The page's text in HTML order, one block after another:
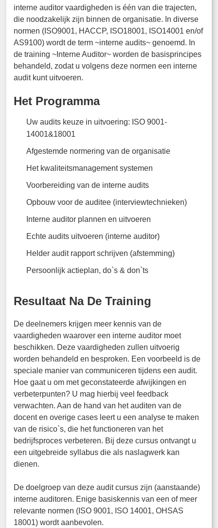
interne auditor vaardigheden is één van die trajecten,
die noodzakelijk zijn binnen de organisatie. In diverse
normen (ISO9001, HACCP, ISO18001, ISO14001 en/of
AS9100) wordt de term ~interne audits~ genoemd. In
de training ~Interne Auditor~ worden de basisprincipes
behandeld, zodat u volgens deze normen een interne
audit kunt uitvoeren.
Het Programma
Uw audits keuze in uitvoering: ISO 9001-
14001&18001
Afgestemde normering van de organisatie
Het kwaliteitsmanagement systemen
Voorbereiding van de interne audits
Opbouw voor de auditee (interviewtechnieken)
Interne auditor plannen en uitvoeren
Echte audits uitvoeren (interne auditor)
Helder audit rapport schrijven (afstemming)
Persoonlijk actieplan, do`s & don`ts
Resultaat Na De Training
De deelnemers krijgen meer kennis van de
vaardigheden waarover een interne auditor moet
beschikken. Deze vaardigheden zullen uitvoerig
worden behandeld en besproken. Een voorbeeld is de
speciale manier van communiceren tijdens een audit.
Hoe gaat u om met geconstateerde afwijkingen en
verbeterpunten? U mag hierbij veel feedback
verwachten. Aan de hand van het auditen van de
docent en overige cases leert u een analyse te maken
van de risico`s, die het functioneren van het
bedrijfsproces verbeteren. Bij deze cursus ontvangt u
een uitgebreide syllabus die als naslagwerk kan
dienen.
De doelgroep van deze audit cursus zijn (aanstaande)
interne auditoren. Enige basiskennis van een of meer
relevante normen (ISO 9001, ISO 14001, OHSAS
18001) wordt aanbevolen.